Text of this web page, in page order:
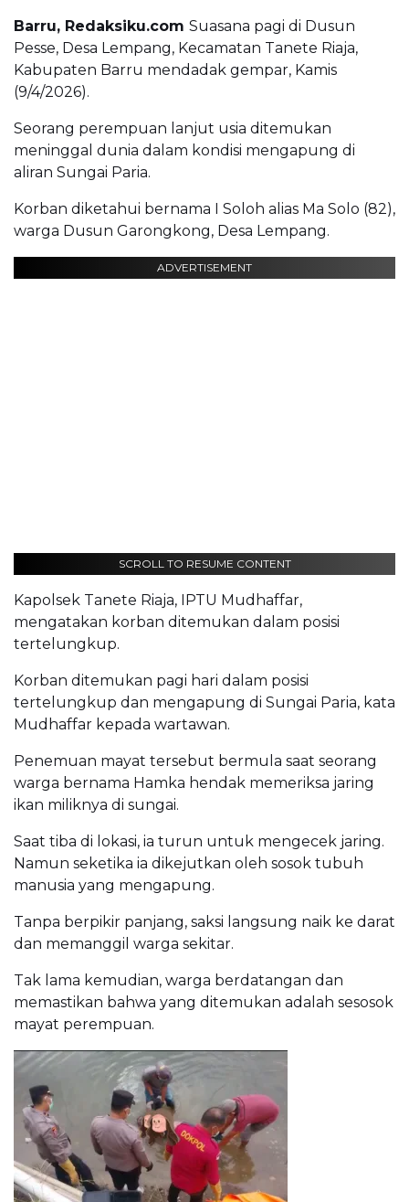
Barru, Redaksiku.com Suasana pagi di Dusun
Pesse, Desa Lempang, Kecamatan Tanete Riaja,
Kabupaten Barru mendadak gempar, Kamis
(9/4/2026).
Seorang perempuan lanjut usia ditemukan
meninggal dunia dalam kondisi mengapung di
aliran Sungai Paria.
Korban diketahui bernama I Soloh alias Ma Solo (82),
warga Dusun Garongkong, Desa Lempang.
ADVERTISEMENT
SCROLL TO RESUME CONTENT
Kapolsek Tanete Riaja, IPTU Mudhaffar,
mengatakan korban ditemukan dalam posisi
tertelungkup.
Korban ditemukan pagi hari dalam posisi
tertelungkup dan mengapung di Sungai Paria, kata
Mudhaffar kepada wartawan.
Penemuan mayat tersebut bermula saat seorang
warga bernama Hamka hendak memeriksa jaring
ikan miliknya di sungai.
Saat tiba di lokasi, ia turun untuk mengecek jaring.
Namun seketika ia dikejutkan oleh sosok tubuh
manusia yang mengapung.
Tanpa berpikir panjang, saksi langsung naik ke darat
dan memanggil warga sekitar.
Tak lama kemudian, warga berdatangan dan
memastikan bahwa yang ditemukan adalah sesosok
mayat perempuan.